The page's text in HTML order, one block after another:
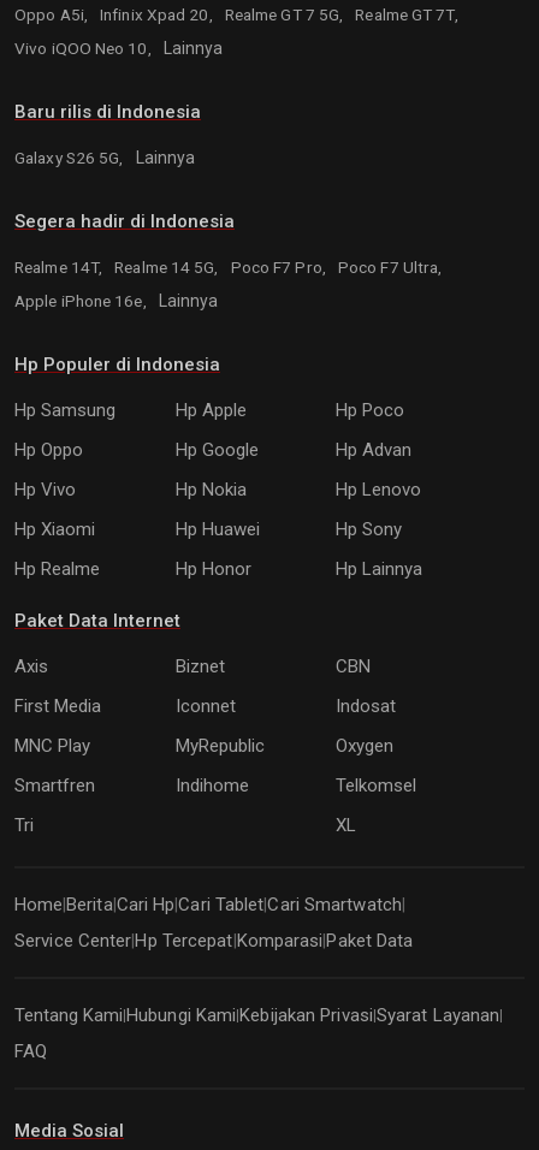
Oppo A5i, Infinix Xpad 20, Realme GT 7 5G,
Realme GT 7T,
Vivo iQOO Neo 10,
Lainnya
Baru rilis di Indonesia
Galaxy S26 5G, Lainnya
Segera hadir di Indonesia
Realme 14T, Realme 14 5G, Poco F7 Pro,
Poco F7 Ultra,
Apple iPhone 16e,
Lainnya
Hp Populer di Indonesia
Hp Samsung Hp Apple
Hp Poco
Hp Oppo
Hp Google
Hp Advan
Hp Vivo
Hp Nokia
Hp Lenovo
Hp Xiaomi
Hp Huawei
Hp Sony
Hp Realme
Hp Honor Hp Lainnya
Paket Data Internet
Axis Biznet
CBN
First Media
Iconnet
Indosat
MNC Play
MyRepublic
Oxygen
Smartfren
Indihome
Telkomsel
Tri
XL
Home BeritaCari Hp |Cari Tablet|Cari Smartwatch
Service Center Hp Tercepat Komparasi Paket Data
Tentang Kami Hubungi Kami Kebijakan Privasi Syarat Layanan
FAQ
Media Sosial